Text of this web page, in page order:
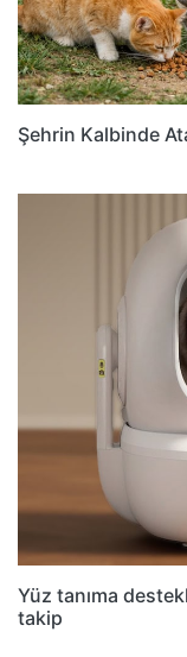
Şehrin Kalbinde
Yüz tanıma
takip